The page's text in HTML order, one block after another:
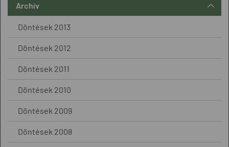
Archív
Döntések 2013
Döntések 2012
Döntések 2011
Döntések 2010
Döntések 2009
Döntések 2008